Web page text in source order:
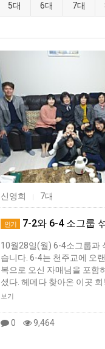
5대 6대 7대
신영희 7대
인기 7-2와 6-4 소그룹
10월28일(월) 6-4소그룹과
습니다. 6-4는 천주교에 오
복으로 오신 자매님을 포함
셨다. 헤메다 찾아온 이곳
보기
0 9,464